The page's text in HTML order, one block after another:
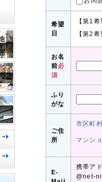
希望
日
【第1
【第2
お名
前必
須
ふり
がな
ご住
所
市区町
マンシ
E-
携帯ア
@net-